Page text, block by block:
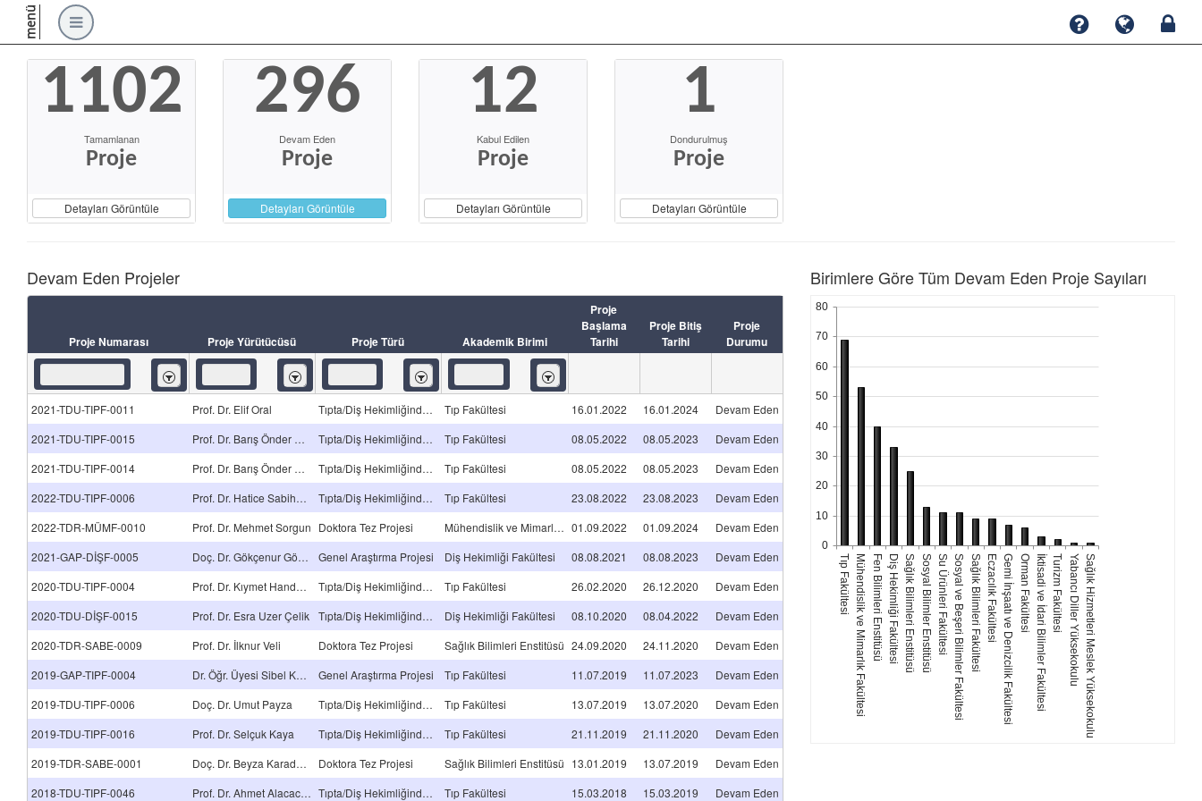
menü
1102
Tamamlanan
Proje
Detayları Görüntüle
296
Devam Eden
Proje
Detayları Görüntüle
12
Kabul Edilen
Proje
Detayları Görüntüle
1
Dondurulmuş
Proje
Detayları Görüntüle
Devam Eden Projeler
Proje Numarası Proje Yürütücüsü Proje Türü Akademik Birimi
Proje
Başlama
Tarihi
Proje Bitiş
Tarihi
Proje
Durumu
İçeren İçeren İçeren İçeren
2021-TDU-TIPF-0011 Prof. Dr. Elif Oral Tıpta/Diş Hekimliğinde Uzmanlık Tez Projesi Tıp Fakültesi 16.01.2022 16.01.2024
Devam Eden
2021-TDU-TIPF-0015
Prof. Dr. Barış Önder Pamuk Tıpta/Diş Hekimliğinde Uzmanlık Tez Projesi Tıp Fakültesi 08.05.2022 08.05.2023
Devam Eden
2021-TDU-TIPF-0014
Prof. Dr. Barış Önder Pamuk Tıpta/Diş Hekimliğinde Uzmanlık Tez Projesi Tıp Fakültesi 08.05.2022 08.05.2023
Devam Eden
2022-TDU-TIPF-0006
Prof. Dr. Hatice Sabiha Türe Tıpta/Diş Hekimliğinde Uzmanlık Tez Projesi Tıp Fakültesi 23.08.2022 23.08.2023
Devam Eden
2022-TDR-MÜMF-0010
Prof. Dr. Mehmet Sorgun Doktora Tez Projesi Mühendislik ve Mimarlık Fakültesi 01.09.2022 01.09.2024
Devam Eden
2021-GAP-DİŞF-0005
Doç. Dr. Gökçenur Gökçe Kara Genel Araştırma Projesi Diş Hekimliği Fakültesi 08.08.2021 08.08.2023
Devam Eden
2020-TDU-TIPF-0004
Prof. Dr. Kıymet Handan Kelekçi Tıpta/Diş Hekimliğinde Uzmanlık Tez Projesi Tıp Fakültesi 26.02.2020 26.12.2020
Devam Eden
2020-TDU-DİŞF-0015
Prof. Dr. Esra Uzer Çelik Tıpta/Diş Hekimliğinde Uzmanlık Tez Projesi Diş Hekimliği Fakültesi 08.10.2020 08.04.2022
Devam Eden
2020-TDR-SABE-0009
Prof. Dr. İlknur Veli Doktora Tez Projesi Sağlık Bilimleri Enstitüsü 24.09.2020 24.11.2020
Devam Eden
2019-GAP-TIPF-0004
Dr. Öğr. Üyesi Sibel Kocaaslan Atlı Genel Araştırma Projesi Tıp Fakültesi 11.07.2019 11.07.2023
Devam Eden
2019-TDU-TIPF-0006
Doç. Dr. Umut Payza Tıpta/Diş Hekimliğinde Uzmanlık Tez Projesi Tıp Fakültesi 13.07.2019 13.07.2020
Devam Eden
2019-TDU-TIPF-0016
Prof. Dr. Selçuk Kaya Tıpta/Diş Hekimliğinde Uzmanlık Tez Projesi Tıp Fakültesi 21.11.2019 21.11.2020
Devam Eden
2019-TDR-SABE-0001
Doç. Dr. Beyza Karadede Ünal Doktora Tez Projesi Sağlık Bilimleri Enstitüsü 13.01.2019 13.07.2019
Devam Eden
2018-TDU-TIPF-0046
Prof. Dr. Ahmet Alacacıoğlu Tıpta/Diş Hekimliğinde Uzmanlık Tez Projesi Tıp Fakültesi 15.03.2018 15.03.2019 Devam Eden
Birimlere Göre Tüm Devam Eden Proje Sayıları
Tıp FakültesiMühendislik ve Mimarlık FakültesiFen Bilimleri EnstitüsüDiş Hekimliği FakültesiSağlık Bilimleri EnstitüsüSosyal Bilimler EnstitüsüSu Ürünleri FakültesiSosyal ve Beşeri Bilimler FakültesiSağlık Bilimleri FakültesiEczacılık FakültesiGemi İnşaatı ve Denizcilik FakültesiOrman Fakültesiİktisadi ve İdari Bilimler FakültesiTurizm FakültesiYabancı Diller YüksekokuluSağlık Hizmetleri Meslek Yüksekokulu
0
10
20
30
40
50
60
70
80